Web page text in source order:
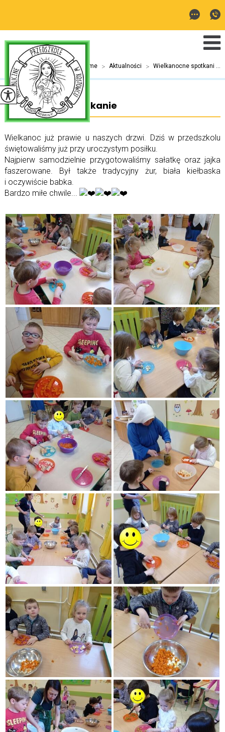
Jesteś tutaj:Home > Aktualności > Wielkanocne spotkani ...
Wielkanocne spotkanie
Wielkanoc już prawie u naszych drzwi. Dziś w przedszkolu
świętowaliśmy już przy uroczystym posiłku.
Najpierw samodzielnie przygotowaliśmy sałatkę oraz jajka
faszerowane. Był także tradycyjny żur, biała kiełbaska
i oczywiście babka.
Bardzo miłe chwile...